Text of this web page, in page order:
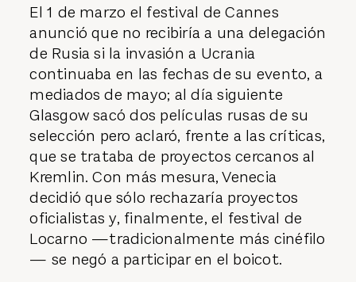
El 1 de marzo el festival de Cannes
anunció que no recibiría a una delegación
de Rusia si la invasión a Ucrania
continuaba en las fechas de su evento, a
mediados de mayo; al día siguiente
Glasgow sacó dos películas rusas de su
selección pero aclaró, frente a las críticas,
que se trataba de proyectos cercanos al
Kremlin. Con más mesura, Venecia
decidió que sólo rechazaría proyectos
oficialistas y, finalmente, el festival de
Locarno —tradicionalmente más cinéfilo
— se negó a participar en el boicot.